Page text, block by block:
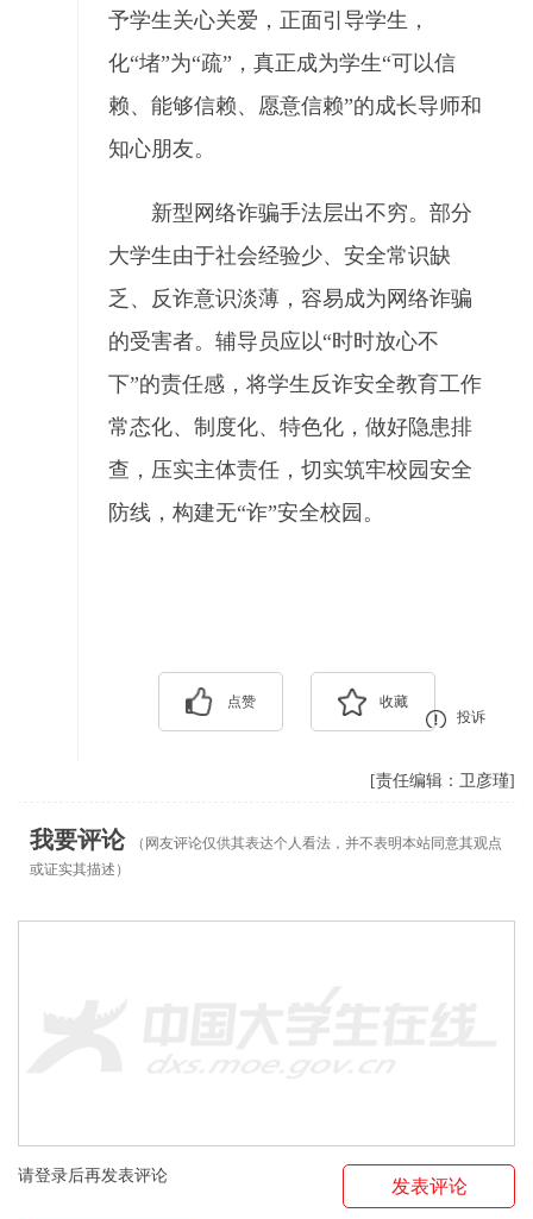
予学生关心关爱，正面引导学生，
化“堵”为“疏”，真正成为学生“可以信
赖、能够信赖、愿意信赖”的成长导师和
知心朋友。
新型网络诈骗手法层出不穷。部分
大学生由于社会经验少、安全常识缺
乏、反诈意识淡薄，容易成为网络诈骗
的受害者。辅导员应以“时时放心不
下”的责任感，将学生反诈安全教育工作
常态化、制度化、特色化，做好隐患排
查，压实主体责任，切实筑牢校园安全
防线，构建无“诈”安全校园。
点赞
收藏
投诉
[责任编辑：卫彦瑾]
我要评论
（网友评论仅供其表达个人看法，并不表明本站同意其观点
或证实其描述）
请登录后再发表评论
发表评论